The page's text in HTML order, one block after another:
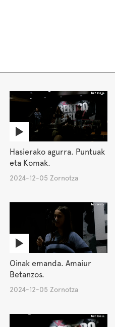
Hasierako agurra. Puntuak
eta Komak.
2024-12-05 Zornotza
Oinak emanda. Amaiur
Betanzos.
2024-12-05 Zornotza